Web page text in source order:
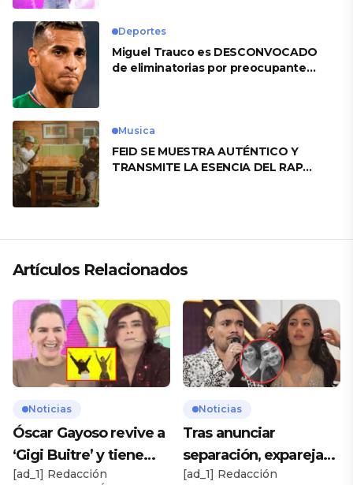
Deportes
Miguel Trauco es DESCONVOCADO
de eliminatorias por preocupante
Musica
FEID SE MUESTRA AUTÉNTICO Y
TRANSMITE LA ESENCIA DEL RAP
Artículos Relacionados
Noticias
Óscar Gayoso revive a
‘Gigi Buitre’ y tiene
inesperado
[ad_1] Redacción
Noticias
Tras anunciar
separación, expareja
de Josimar expone
[ad_1] Redacción